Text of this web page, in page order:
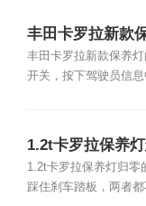
丰田卡罗拉新款
丰田卡罗拉新款保养
开关，按下驾驶员信
1.2t卡罗拉保养
1.2t卡罗拉保养灯归零
踩住刹车踏板，两者